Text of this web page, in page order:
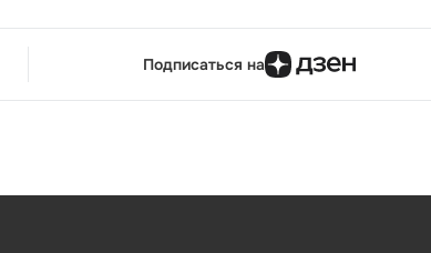
Подписаться на